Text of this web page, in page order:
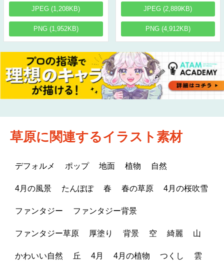
JPEG (1,208KB)
PNG (1,952KB)
JPEG (2,889KB)
PNG (4,912KB)
草原に関連するイラスト素材
デフォルメ ポップ 地面 植物 自然
4月の風景 たんぽぽ 春 春の草原 4月の桜吹雪
ファンタジー ファンタジー背景
ファンタジー草原 厚塗り 背景 空 綺麗 山
かわいい自然 丘 4月 4月の植物 つくし 雲